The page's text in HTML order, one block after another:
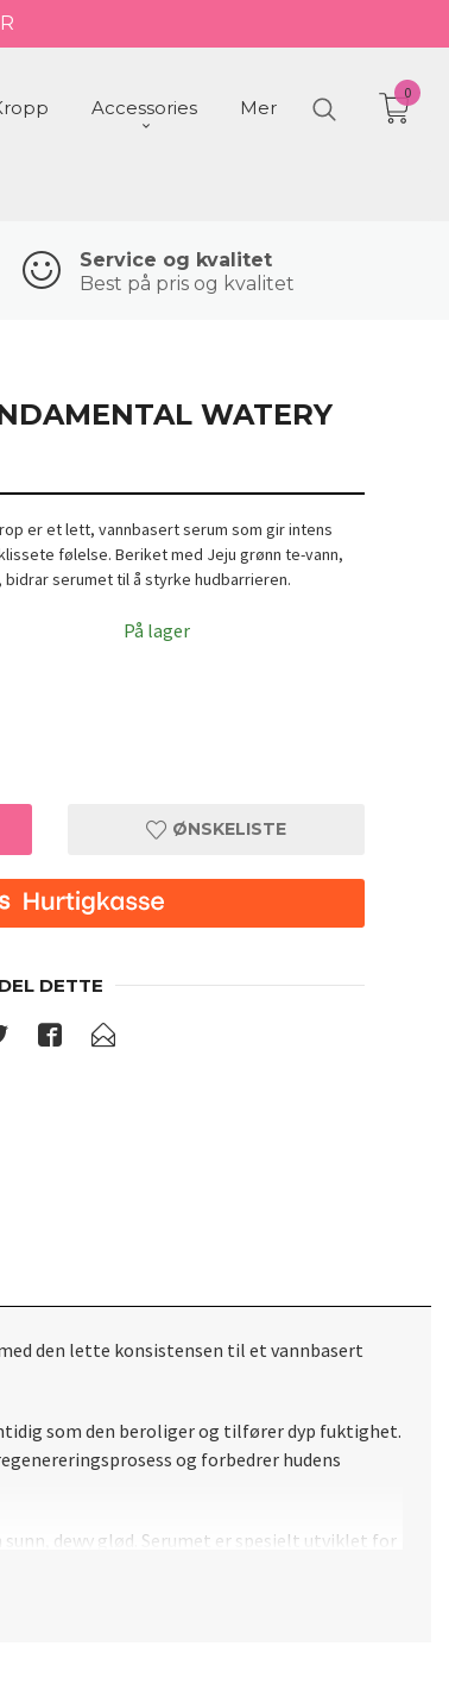
Accessories Mer
0
Service og kvalitet
Best på pris og kvalitet
WATERY
er et lett, vannbasert serum som gir intens
følelse. Beriket med Jeju grønn te-vann,
serumet til å styrke hudbarrieren.
På lager
ØNSKELISTE
DEL DETTE
den lette konsistensen til et vannbasert
som den beroliger og tilfører dyp fuktighet.
og forbedrer hudens
dewy glød. Serumet er spesielt utviklet for
ekstra pleie og glød.